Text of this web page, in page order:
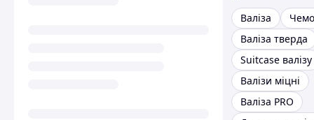
Валіза
Валіза тверда
Suitcase валізу
Валізи міцні
Валіза PRO